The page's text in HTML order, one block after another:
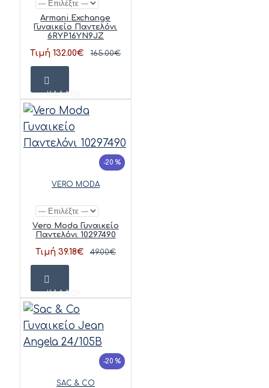
Armani Exchange
Γυναικείο Παντελόνι
6RYP16YN9JZ
Τιμή 132.00€ 165.00€
ΚΑΛΆΘΙ
-20 %
VERO MODA
Vero Moda Γυναικείο
Παντελόνι 10297490
Τιμή 39.18€ 49.00€
ΚΑΛΆΘΙ
-20 %
SAC & CO